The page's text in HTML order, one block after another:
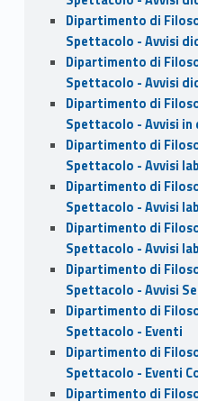
Dipartimento di
Spettacolo - Avvisi
Dipartimento di
Spettacolo - Avvisi
Dipartimento di
Spettacolo - Avvisi in
Dipartimento di
Spettacolo - Avvisi
Dipartimento di
Spettacolo - Avvisi
Dipartimento di
Spettacolo - Avvisi
Dipartimento di
Spettacolo - Avvisi
Dipartimento di
Spettacolo - Eventi
Dipartimento di
Spettacolo - Eventi
Dipartimento di